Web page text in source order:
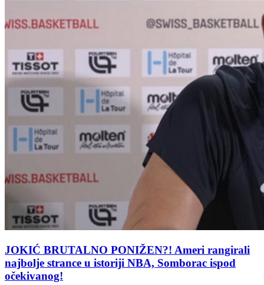
JOKIĆ BRUTALNO PONIŽEN?! Ameri rangirali
najbolje strance u istoriji NBA, Somborac ispod
očekivanog!